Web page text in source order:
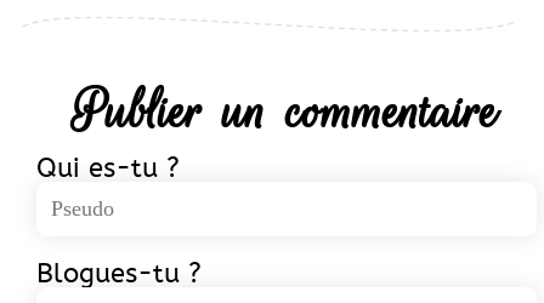
Publier un commentaire
Qui es-tu ?
Blogues-tu ?